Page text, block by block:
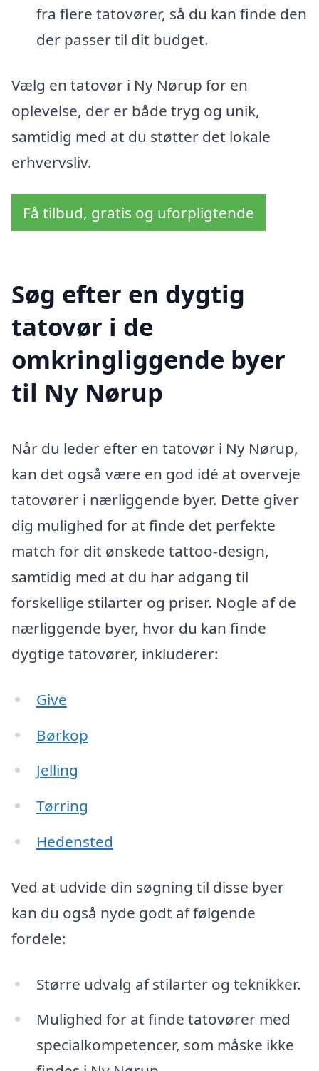
fra flere tatovører, så du kan finde den
der passer til dit budget.
Vælg en tatovør i Ny Nørup for en
oplevelse, der er både tryg og unik,
samtidig med at du støtter det lokale
erhvervsliv.
Få tilbud, gratis og uforpligtende
Søg efter en dygtig
tatovør i de
omkringliggende byer
til Ny Nørup
Når du leder efter en tatovør i Ny Nørup,
kan det også være en god idé at overveje
tatovører i nærliggende byer. Dette giver
dig mulighed for at finde det perfekte
match for dit ønskede tattoo-design,
samtidig med at du har adgang til
forskellige stilarter og priser. Nogle af de
nærliggende byer, hvor du kan finde
dygtige tatovører, inkluderer:
Give
Børkop
Jelling
Tørring
Hedensted
Ved at udvide din søgning til disse byer
kan du også nyde godt af følgende
fordele:
Større udvalg af stilarter og teknikker.
Mulighed for at finde tatovører med
specialkompetencer, som måske ikke